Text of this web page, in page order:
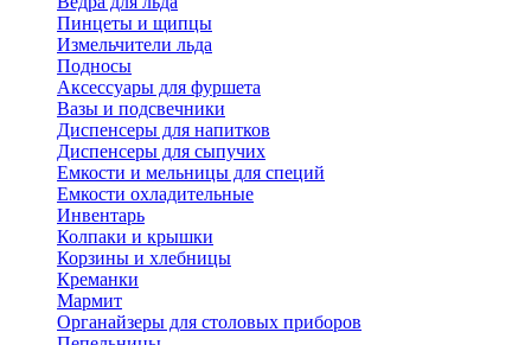
Пинцеты и щипцы
Измельчители льда
Подносы
Аксессуары для фуршета
Вазы и подсвечники
Диспенсеры для напитков
Диспенсеры для сыпучих
Емкости и мельницы для специй
Емкости охладительные
Инвентарь
Колпаки и крышки
Корзины и хлебницы
Креманки
Мармит
Органайзеры для столовых приборов